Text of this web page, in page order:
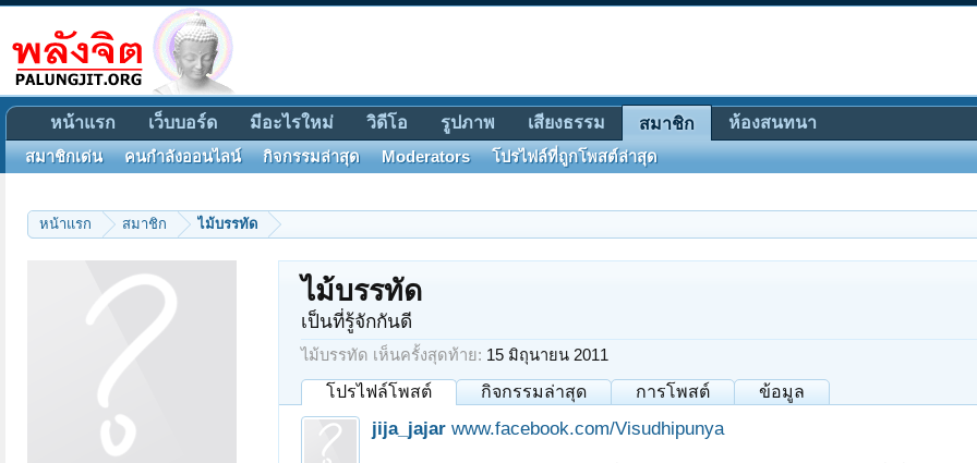
หน้าแรก สมาชิก ไม้บรรทัด
ไม้บรรทัด
เป็นที่รู้จักกันดี
ไม้บรรทัด เห็นครั้งสุดท้าย: 15 มิถุนายน 2011
โปรไฟล์โพสต์ กิจกรรมล่าสุด การโพสต์ ข้อมูล
jija_jajar www.facebook.com/Visudhipunya
หน้าแรก เว็บบอร์ด มีอะไรใหม่ วิดีโอ รูปภาพ เสียงธรรม สมาชิก
สมาชิกเด่น คนกำลังออนไลน์ กิจกรรมล่าสุด Moderators โปรไฟล์ที่ถูกโพสต์ล่าสุด
ห้องสนทนา